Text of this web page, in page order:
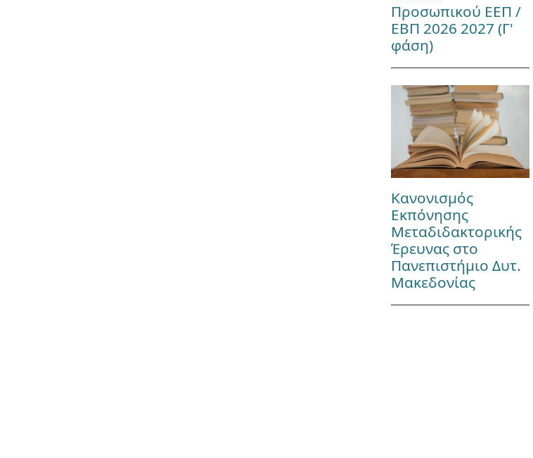
Προσωπικού ΕΕΠ /
ΕΒΠ 2026 2027 (Γ'
φάση)
Κανονισμός
Εκπόνησης
Μεταδιδακτορικής
Έρευνας στο
Πανεπιστήμιο Δυτ.
Μακεδονίας